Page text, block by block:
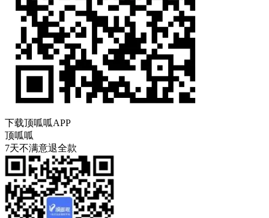
下载顶呱呱APP
顶呱呱
7天不满意退全款